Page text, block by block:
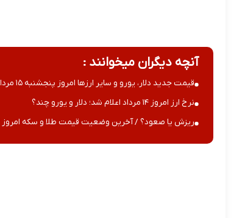
آنچه دیگران میخوانند :
قیمت جدید دلار، یورو و سایر ارزها امروز پنجشنبه ۱۵ مرداد ۱۴۰۵
نرخ ارز امروز ۱۴ مرداد اعلام شد؛ دلار و یورو چند؟
ریزش یا صعود؟ / آخرین وضعیت قیمت طلا و سکه امروز ۱۲ مرداد